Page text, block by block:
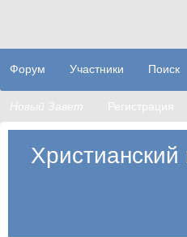
Форум Участники Поиск
Новый Завет Регистрация